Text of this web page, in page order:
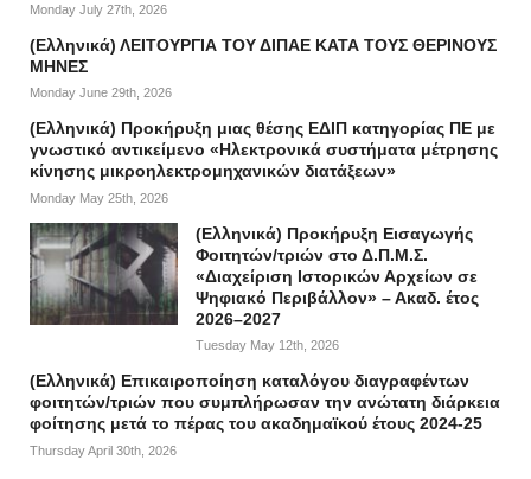
Monday July 27th, 2026
(Ελληνικά) ΛΕΙΤΟΥΡΓΙΑ ΤΟΥ ΔΙΠΑΕ ΚΑΤΑ ΤΟΥΣ ΘΕΡΙΝΟΥΣ
ΜΗΝΕΣ
Monday June 29th, 2026
(Ελληνικά) Προκήρυξη μιας θέσης ΕΔΙΠ κατηγορίας ΠΕ με
γνωστικό αντικείμενο «Ηλεκτρονικά συστήματα μέτρησης
κίνησης μικροηλεκτρομηχανικών διατάξεων»
Monday May 25th, 2026
(Ελληνικά) Προκήρυξη Εισαγωγής
Φοιτητών/τριών στο Δ.Π.Μ.Σ.
«Διαχείριση Ιστορικών Αρχείων σε
Ψηφιακό Περιβάλλον» – Ακαδ. έτος
2026–2027
Tuesday May 12th, 2026
(Ελληνικά) Επικαιροποίηση καταλόγου διαγραφέντων
φοιτητών/τριών που συμπλήρωσαν την ανώτατη διάρκεια
φοίτησης μετά το πέρας του ακαδημαϊκού έτους 2024-25
Thursday April 30th, 2026